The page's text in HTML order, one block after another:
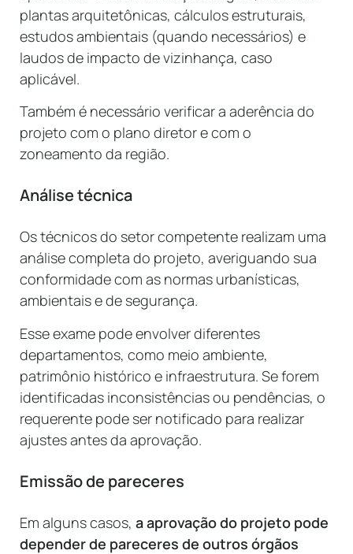
plantas arquitetônicas, cálculos estruturais,
estudos ambientais (quando necessários) e
laudos de impacto de vizinhança, caso
aplicável.
Também é necessário verificar a aderência do
projeto com o plano diretor e com o
zoneamento da região.
Análise técnica
Os técnicos do setor competente realizam uma
análise completa do projeto, averiguando sua
conformidade com as normas urbanísticas,
ambientais e de segurança.
Esse exame pode envolver diferentes
departamentos, como meio ambiente,
patrimônio histórico e infraestrutura. Se forem
identificadas inconsistências ou pendências, o
requerente pode ser notificado para realizar
ajustes antes da aprovação.
Emissão de pareceres
Em alguns casos, a aprovação do projeto pode
depender de pareceres de outros órgãos